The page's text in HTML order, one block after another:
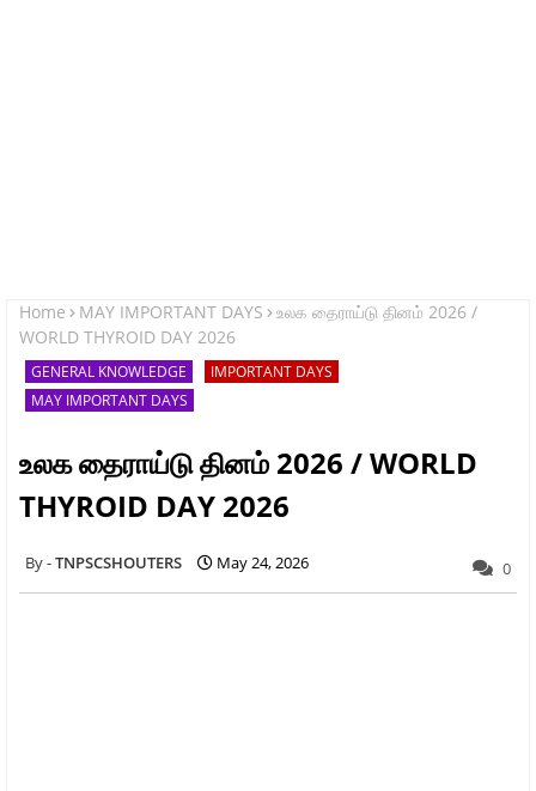
Home MAY IMPORTANT DAYS
உலக தைராய்டு தினம் 2026 /
WORLD THYROID DAY 2026
GENERAL KNOWLEDGE
IMPORTANT DAYS
MAY IMPORTANT DAYS
உலக தைராய்டு தினம் 2026 / WORLD
THYROID DAY 2026
TNPSCSHOUTERS May 24, 2026 0